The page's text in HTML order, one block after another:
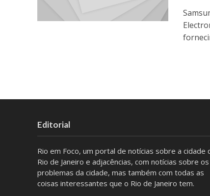
Editorial
Rio em Foco, um portal de notícias sobre a cidade
Rio de Janeiro e adjacências, com notícias sobre os
problemas da cidade, mas também com todas as
coisas interessantes que o Rio de Janeiro tem.